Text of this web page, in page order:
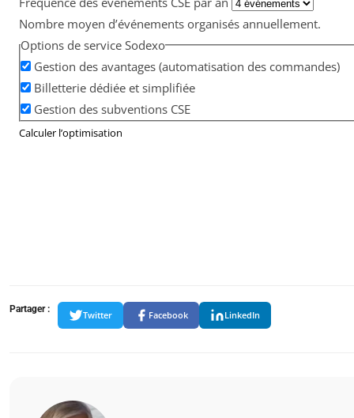
Nombre moyen d’événements organisés annuellement.
Options de service Sodexo
Gestion des avantages (automatisation des commandes)
Billetterie dédiée et simplifiée
Gestion des subventions CSE
Calculer l’optimisation
Partager :
Twitter Facebook LinkedIn